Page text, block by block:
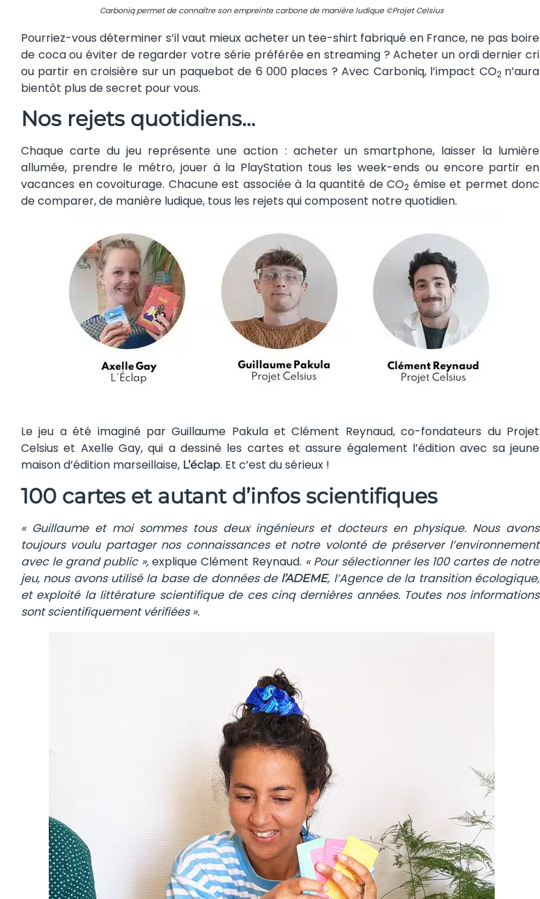
Carboniq permet de connaître son empreinte carbone de manière ludique ©Projet Celsius
Pourriez-vous déterminer s’il vaut mieux acheter un tee-shirt fabriqué en France, ne pas boire
de coca ou éviter de regarder votre série préférée en streaming ? Acheter un ordi dernier cri
ou partir en croisière sur un paquebot de 6 000 places ? Avec Carboniq, l’impact CO2 n’aura
bientôt plus de secret pour vous.
Nos rejets quotidiens…
Chaque carte du jeu représente une action : acheter un smartphone, laisser la lumière
allumée, prendre le métro, jouer à la PlayStation tous les week-ends ou encore partir en
vacances en covoiturage. Chacune est associée à la quantité de CO2 émise et permet donc
de comparer, de manière ludique, tous les rejets qui composent notre quotidien.
Le jeu a été imaginé par Guillaume Pakula et Clément Reynaud, co-fondateurs du Projet
Celsius et Axelle Gay, qui a dessiné les cartes et assure également l’édition avec sa jeune
maison d’édition marseillaise, L’éclap. Et c’est du sérieux !
100 cartes et autant d’infos scientifiques
« Guillaume et moi sommes tous deux ingénieurs et docteurs en physique. Nous avons
toujours voulu partager nos connaissances et notre volonté de préserver l’environnement
avec le grand public », explique Clément Reynaud. « Pour sélectionner les 100 cartes de notre
jeu, nous avons utilisé la base de données de l’ADEME, l’Agence de la transition écologique,
et exploité la littérature scientifique de ces cinq dernières années. Toutes nos informations
sont scientifiquement vérifiées ».